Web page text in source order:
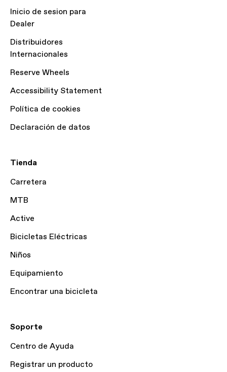
Inicio de sesion para
Dealer
Distribuidores
Internacionales
Reserve Wheels
Accessibility Statement
Política de cookies
Declaración de datos
Tienda
Carretera
MTB
Active
Bicicletas Eléctricas
Niños
Equipamiento
Encontrar una bicicleta
Soporte
Centro de Ayuda
Registrar un producto